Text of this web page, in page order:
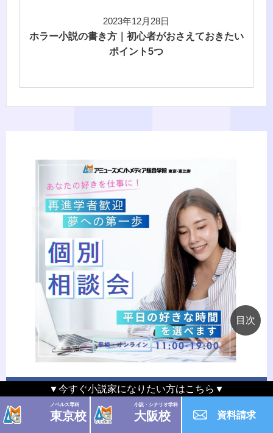
2023年12月28日
ホラー小説の書き方｜初心者がおさえておきたい
ポイント5つ
Facebook
▼今すぐ小説家になりたい方はこちら▼
ノベルス専科
東京校
小説・シナリオ学科
大阪校 資料請求